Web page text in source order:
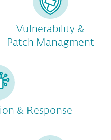
Vulnerability &
Patch Managment
& Response